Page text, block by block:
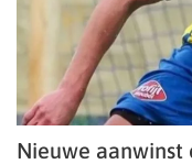
Nieuwe aanwinst